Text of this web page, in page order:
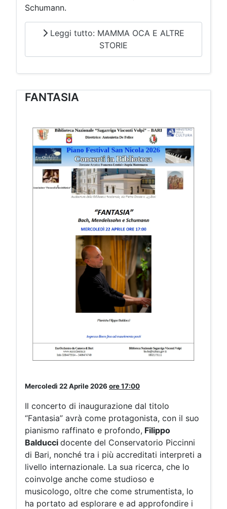
Schumann.
Leggi tutto: MAMMA OCA E ALTRE
STORIE
FANTASIA
Mercoledì 22 Aprile 2026 ore17:00
Il concerto di inaugurazione dal titolo
“Fantasia” avrà come protagonista, con il suo
pianismo raffinato e profondo, Filippo
Balducci docente del Conservatorio Piccinni
di Bari, nonché tra i più accreditati interpreti a
livello internazionale. La sua ricerca, che lo
coinvolge anche come studioso e
musicologo, oltre che come strumentista, lo
ha portato ad esplorare e ad approfondire i